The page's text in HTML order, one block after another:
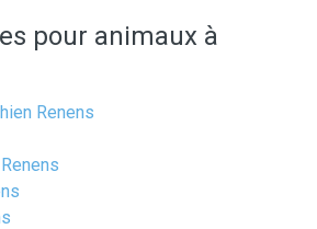
pour animaux à
Renens